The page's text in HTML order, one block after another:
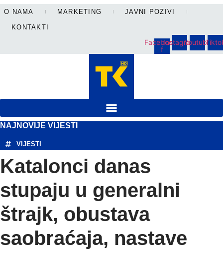
Skip
content
O NAMA MARKETING JAVNI POZIVI
KONTAKTI
Facebook-
f
InstagramYoutube
NAJNOVIJE VIJESTI
VIJESTI
Katalonci danas
stupaju u generalni
štrajk, obustava
saobraćaja, nastave